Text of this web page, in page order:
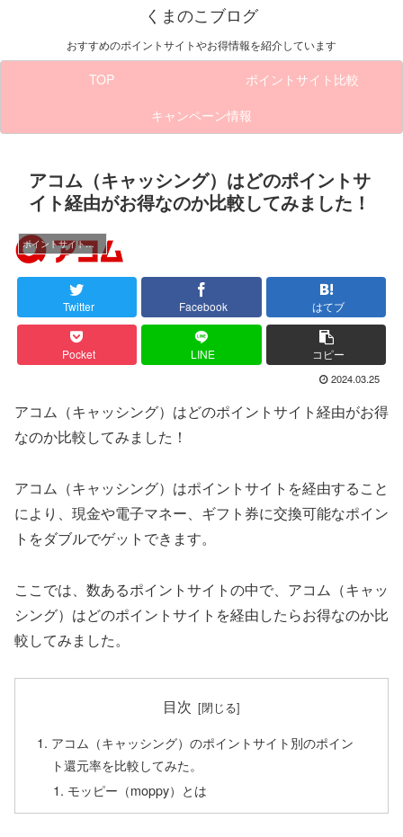
くまのこブログ
おすすめのポイントサイトやお得情報を紹介しています
TOP
ポイントサイト比較
キャンペーン情報
アコム（キャッシング）はどのポイントサ
イト経由がお得なのか比較してみました！
ポイントサイト比較
Twitter Facebook はてブ
Pocket LINE コピー
2024.03.25
アコム（キャッシング）はどのポイントサイト経由がお得
なのか比較してみました！
アコム（キャッシング）はポイントサイトを経由すること
により、現金や電子マネー、ギフト券に交換可能なポイン
トをダブルでゲットできます。
ここでは、数あるポイントサイトの中で、アコム（キャッ
シング）はどのポイントサイトを経由したらお得なのか比
較してみました。
目次
アコム（キャッシング）のポイントサイト別のポイン
ト還元率を比較してみた。
モッピー（moppy）とは